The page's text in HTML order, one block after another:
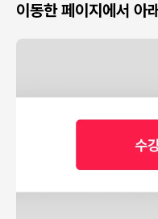
이동한 페이지에서 아